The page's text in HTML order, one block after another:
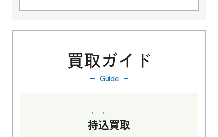
買取ガイド
Guide
持込買取